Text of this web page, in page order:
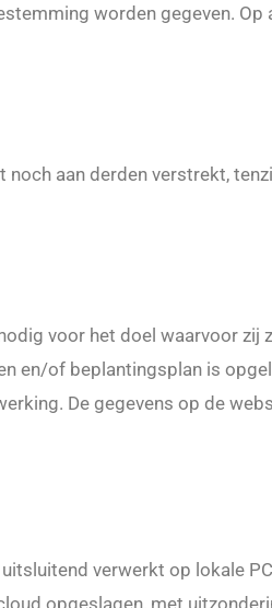
worden gegeven.
aan derden verstrekt,
voor het doel waarvoor zij
en/of beplantingsplan is
De gegevens op de
verwerkt op lokale
opgeslagen, met